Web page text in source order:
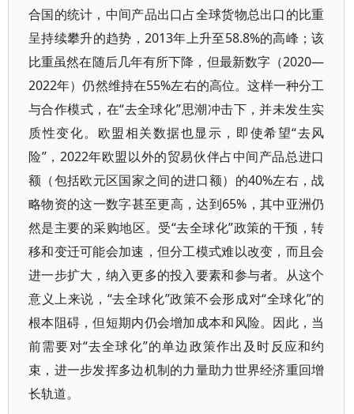
合国的统计，中间产品出口占全球货物总出口的比重
呈持续攀升的趋势，2013年上升至58.8%的高峰；该
比重虽然在随后几年有所下降，但最新数字（2020—
2022年）仍然维持在55%左右的高位。这样一种分工
与合作模式，在“去全球化”思潮冲击下，并未发生实
质性变化。欧盟相关数据也显示，即使希望“去风
险”，2022年欧盟以外的贸易伙伴占中间产品总进口
额（包括欧元区国家之间的进口额）的40%左右，战
略物资的这一数字甚至更高，达到65%，其中亚洲仍
然是主要的采购地区。受“去全球化”政策的干预，转
移和变迁可能会加速，但分工模式难以改变，而且会
进一步扩大，纳入更多的投入要素和参与者。从这个
意义上来说，“去全球化”政策不会形成对“全球化”的
根本阻碍，但短期内仍会增加成本和风险。因此，当
前需要对“去全球化”的单边政策作出及时反应和约
束，进一步发挥多边机制的力量助力世界经济重回增
长轨道。